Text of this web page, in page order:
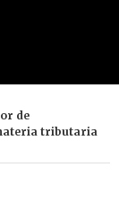
de
tributaria